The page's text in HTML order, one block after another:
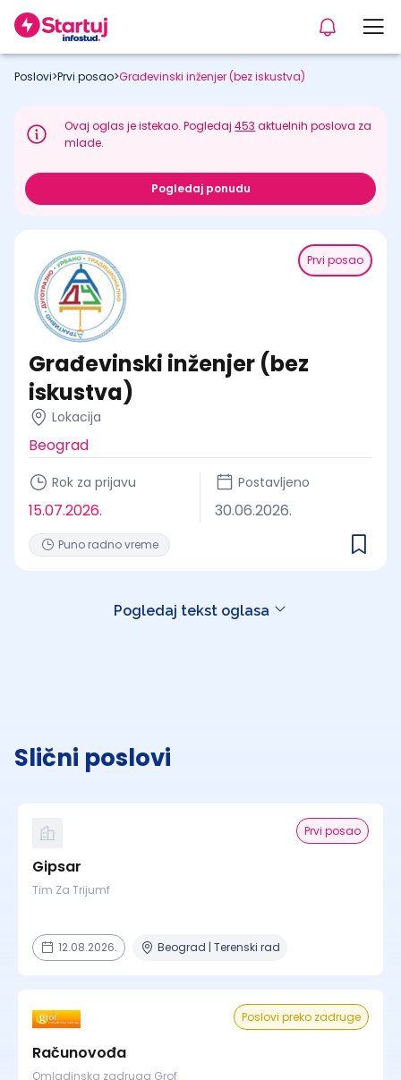
Poslovi>Prvi posao>Građevinski inženjer (bez iskustva)
Ovaj oglas je istekao. Pogledaj453 aktuelnih poslova za
mlade.
Pogledaj ponudu
Prvi posao
Građevinski inženjer (bez
iskustva)
Lokacija
Beograd
Rok za prijavu
15.07.2026.
Postavljeno
30.06.2026.
Puno radno vreme
Pogledaj tekst oglasa
Slični poslovi
Prvi posao
Gipsar
Tim Za Trijumf
12.08.2026. Beograd | Terenski rad
Poslovi preko zadruge
Računovođa
Omladinska zadruga Grof